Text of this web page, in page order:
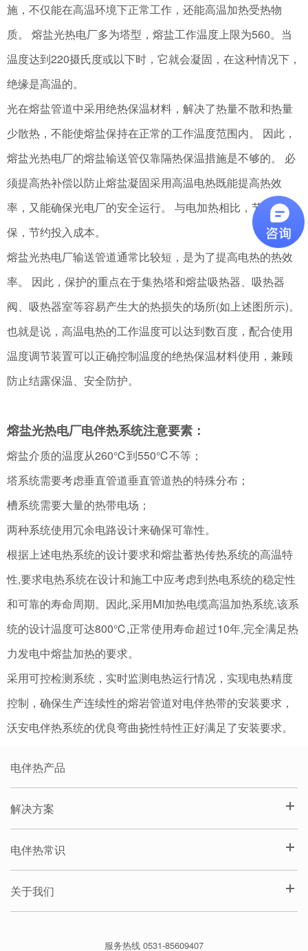
施，不仅能在高温环境下正常工作，还能高温加热受热物
质。 熔盐光热电厂多为塔型，熔盐工作温度上限为560。当
温度达到220摄氏度或以下时，它就会凝固，在这种情况下，
绝缘是高温的。
光在熔盐管道中采用绝热保温材料，解决了热量不散和热量
少散热，不能使熔盐保持在正常的工作温度范围内。 因此，
熔盐光热电厂的熔盐输送管仅靠隔热保温措施是不够的。 必
须提高热补偿以防止熔盐凝固采用高温电热既能提高热效
率，又能确保光电厂的安全运行。 与电加热相比，节能环
保，节约投入成本。
熔盐光热电厂输送管道通常比较短，是为了提高电热的热效
率。 因此，保护的重点在于集热塔和熔盐吸热器、吸热器
阀、吸热器室等容易产生大的热损失的场所(如上述图所示)。
也就是说，高温电热的工作温度可以达到数百度，配合使用
温度调节装置可以正确控制温度的绝热保温材料使用，兼顾
防止结露保温、安全防护。
熔盐光热电厂电伴热系统注意要素：
熔盐介质的温度从260℃到550℃不等；
塔系统需要考虑垂直管道垂直管道热的特殊分布；
槽系统需要大量的热带电场；
两种系统使用冗余电路设计来确保可靠性。
根据上述电热系统的设计要求和熔盐蓄热传热系统的高温特
性,要求电热系统在设计和施工中应考虑到热电系统的稳定性
和可靠的寿命周期。因此,采用MI加热电缆高温加热系统,该系
统的设计温度可达800℃,正常使用寿命超过10年,完全满足热
力发电中熔盐加热的要求。
采用可控检测系统，实时监测电热运行情况，实现电热精度
控制，确保生产连续性的熔岩管道对电伴热带的安装要求，
沃安电伴热系统的优良弯曲挠性特性正好满足了安装要求。
电伴热产品
解决方案
电伴热常识
关于我们
服务热线 0531-85609407